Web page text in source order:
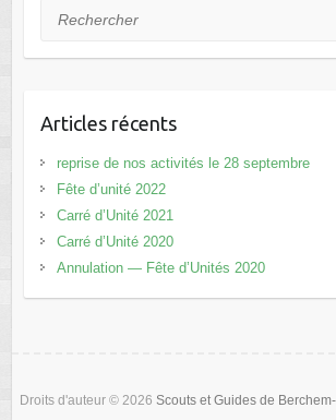
Rechercher
Articles récents
reprise de nos activités le 28 septembre
Fête d’unité 2022
Carré d’Unité 2021
Carré d’Unité 2020
Annulation — Fête d’Unités 2020
Droits d'auteur © 2026 Scouts et Guides de